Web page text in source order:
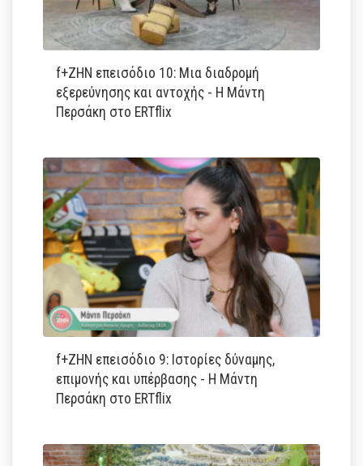
f+ΖΗΝ επεισόδιο 10: Μια διαδρομή
εξερεύνησης και αντοχής - Η Μάντη
Περσάκη στο ERTflix
f+ΖΗΝ επεισόδιο 9: Ιστορίες δύναμης,
επιμονής και υπέρβασης - Η Μάντη
Περσάκη στο ERTflix